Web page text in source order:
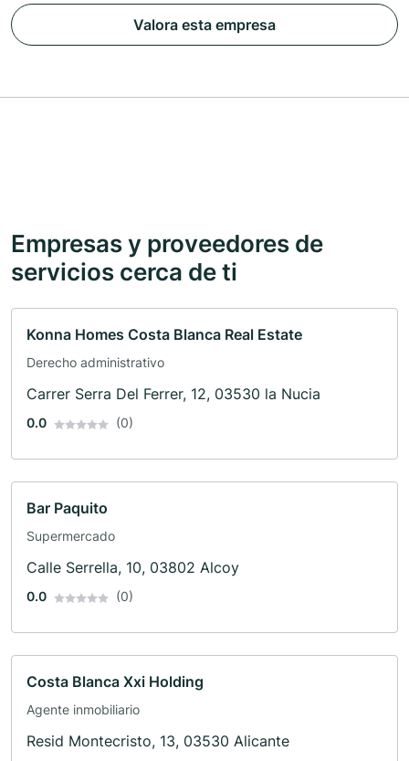
Valora esta empresa
Empresas y proveedores de
servicios cerca de ti
Konna Homes Costa Blanca Real Estate
Derecho administrativo
Carrer Serra Del Ferrer, 12, 03530 la Nucia
0.0 (0)
Bar Paquito
Supermercado
Calle Serrella, 10, 03802 Alcoy
0.0 (0)
Costa Blanca Xxi Holding
Agente inmobiliario
Resid Montecristo, 13, 03530 Alicante